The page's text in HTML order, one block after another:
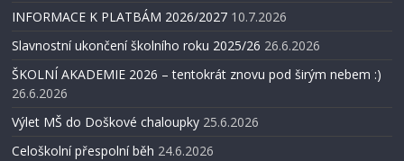
INFORMACE K PLATBÁM 2026/2027 10.7.2026
Slavnostní ukončení školního roku 2025/26 26.6.2026
ŠKOLNÍ AKADEMIE 2026 – tentokrát znovu pod širým nebem :)
26.6.2026
Výlet MŠ do Doškové chaloupky 25.6.2026
Celoškolní přespolní běh 24.6.2026